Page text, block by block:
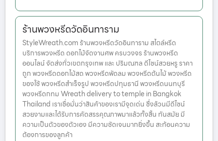
ร้านพวงหรีดวัดอินทาราม
StyleWreath.com ร้านพวงหรีดวัดอินทาราม สไตล์หรีด
บริการพวงหรีด ดอกไม้จัดงานศพ ครบวงจร ร้านพวงหรีด
ออนไลน์ จัดส่งทั่วเขตกรุงเทพ และ ปริมณฑล ดีไซน์สวยหรู ราคา
ถูก พวงหรีดดอกไม้สด พวงหรีดพัดลม พวงหรีดต้นไม้ พวงหรีด
ของใช้ พวงหรีดสำเร็จรูป พวงหรีดปทุมธานี พวงหรีดนนทบุรี
พวงหรีดกทม Wreath delivery to temple in Bangkok
Thailand เราเชื่อมั่นว่าสินค้าของเรามีจุดเด่น ซึ่งล้วนมีดีไซน์
สวยงามและได้รับการคัดสรรคุณภาพมาแล้วทั้งสิ้น ทันสมัย มี
ความเป็นตัวของตัวเอง มีความชัดเจนมากยิ่งขึ้น สะท้อนความ
ต้องการของลูกค้า